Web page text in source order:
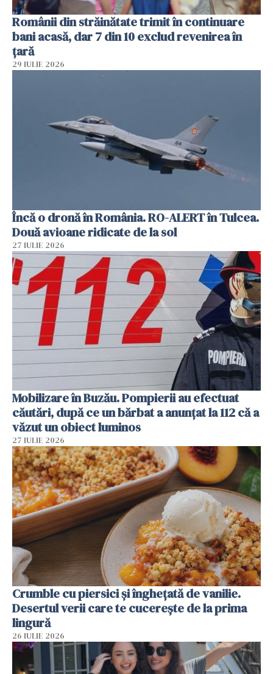
Românii din străinătate trimit în continuare
bani acasă, dar 7 din 10 exclud revenirea în
țară
29 IULIE 2026
Încă o dronă în România. RO-ALERT în Tulcea.
Două avioane ridicate de la sol
27 IULIE 2026
Mobilizare în Buzău. Pompierii au efectuat
căutări, după ce un bărbat a anunțat la 112 că a
văzut un obiect luminos
27 IULIE 2026
Crumble cu piersici și înghețată de vanilie.
Desertul verii care te cucerește de la prima
lingură
26 IULIE 2026